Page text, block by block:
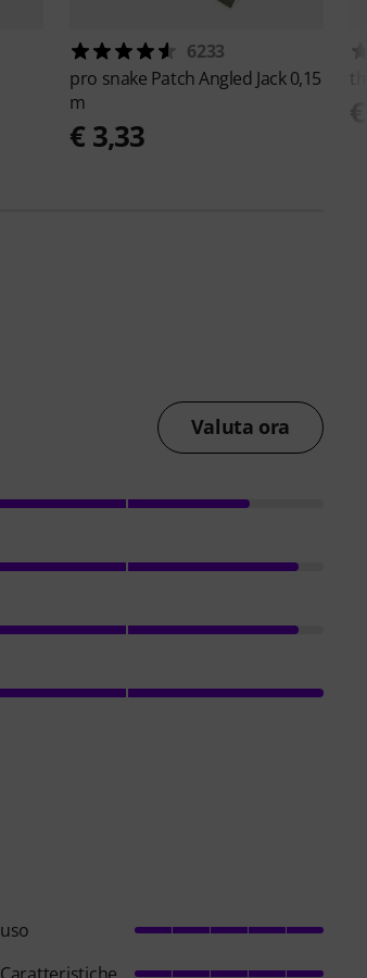
6233
pro snake Patch Angled Jack 0,15
m
€ 3,33
Valuta ora
uso